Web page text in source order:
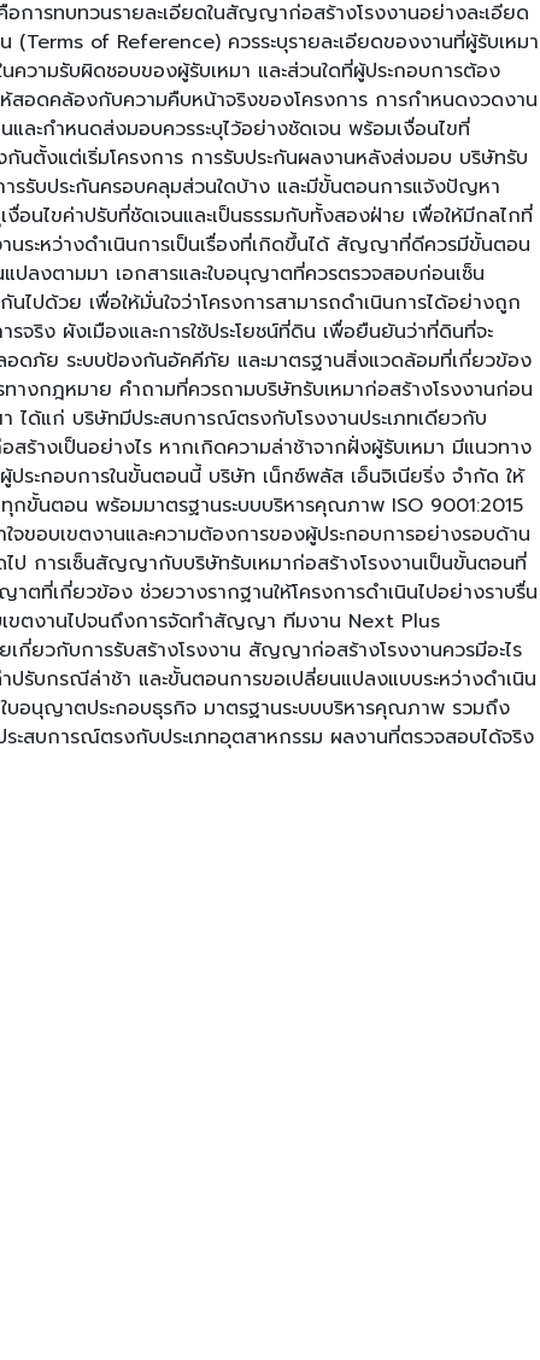
ารทบทวนรายละเอียดในสัญญาก่อสร้างโรงงานอย่างละเอียด
of Reference) ควรระบุรายละเอียดของงานที่ผู้รับเหมา
ความรับผิดชอบของผู้รับเหมา และส่วนใดที่ผู้ประกอบการต้อง
สอดคล้องกับความคืบหน้าจริงของโครงการ การกำหนดงวดงาน
และกำหนดส่งมอบควรระบุไว้อย่างชัดเจน พร้อมเงื่อนไขที่
นตั้งแต่เริ่มโครงการ การรับประกันผลงานหลังส่งมอบ บริษัทรับ
รรับประกันครอบคลุมส่วนใดบ้าง และมีขั้นตอนการแจ้งปัญหา
ไขค่าปรับที่ชัดเจนและเป็นธรรมกับทั้งสองฝ่าย เพื่อให้มีกลไกที่
นระหว่างดำเนินการเป็นเรื่องที่เกิดขึ้นได้ สัญญาที่ดีควรมีขั้นตอน
ปลงตามมา เอกสารและใบอนุญาตที่ควรตรวจสอบก่อนเซ็น
ด้วย เพื่อให้มั่นใจว่าโครงการสามารถดำเนินการได้อย่างถูก
ง ผังเมืองและการใช้ประโยชน์ที่ดิน เพื่อยืนยันว่าที่ดินที่จะ
ดภัย ระบบป้องกันอัคคีภัย และมาตรฐานสิ่งแวดล้อมที่เกี่ยวข้อง
างกฎหมาย คำถามที่ควรถามบริษัทรับเหมาก่อสร้างโรงงานก่อน
ด้แก่ บริษัทมีประสบการณ์ตรงกับโรงงานประเภทเดียวกับ
างเป็นอย่างไร หากเกิดความล่าช้าจากฝั่งผู้รับเหมา มีแนวทาง
ระกอบการในขั้นตอนนี้ บริษัท เน็กซ์พลัส เอ็นจิเนียริ่ง จำกัด ให้
กขั้นตอน พร้อมมาตรฐานระบบบริหารคุณภาพ ISO 9001:2015
ขอบเขตงานและความต้องการของผู้ประกอบการอย่างรอบด้าน
ป การเซ็นสัญญากับบริษัทรับเหมาก่อสร้างโรงงานเป็นขั้นตอนที่
ที่เกี่ยวข้อง ช่วยวางรากฐานให้โครงการดำเนินไปอย่างราบรื่น
เขตงานไปจนถึงการจัดทำสัญญา ทีมงาน Next Plus
กี่ยวกับการรับสร้างโรงงาน สัญญาก่อสร้างโรงงานควรมีอะไร
รับกรณีล่าช้า และขั้นตอนการขอเปลี่ยนแปลงแบบระหว่างดำเนิน
บอนุญาตประกอบธุรกิจ มาตรฐานระบบบริหารคุณภาพ รวมถึง
ะสบการณ์ตรงกับประเภทอุตสาหกรรม ผลงานที่ตรวจสอบได้จริง